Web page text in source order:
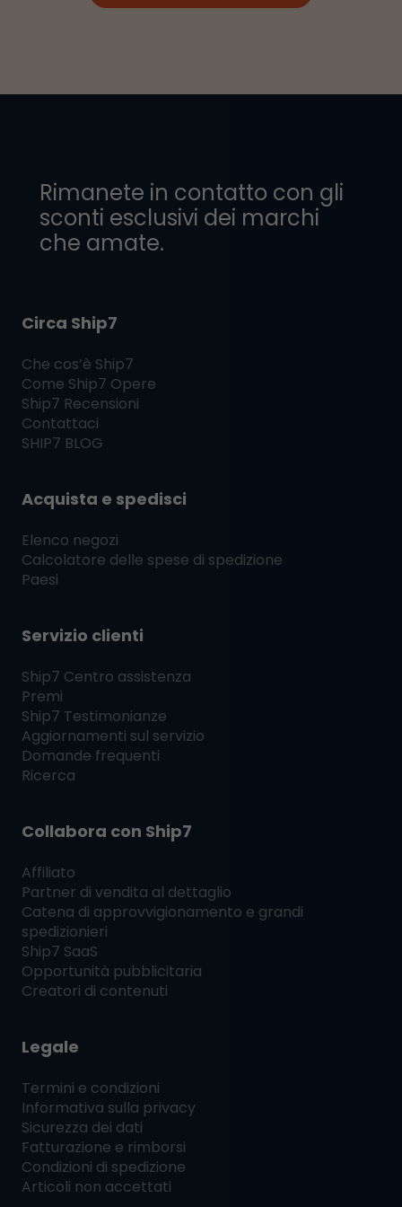
Rimanete in contatto con gli
sconti esclusivi dei marchi
che amate.
Circa Ship7
Che cos’è Ship7
Come Ship7 Opere
Ship7 Recensioni
Contattaci
SHIP7 BLOG
Acquista e spedisci
Elenco negozi
Calcolatore delle spese di spedizione
Paesi
Servizio clienti
Ship7 Centro assistenza
Premi
Ship7 Testimonianze
Aggiornamenti sul servizio
Domande frequenti
Ricerca
Collabora con Ship7
Affiliato
Partner di vendita al dettaglio
Catena di approvvigionamento e grandi
spedizionieri
Ship7 SaaS
Opportunità pubblicitaria
Creatori di contenuti
Legale
Termini e condizioni
Informativa sulla privacy
Sicurezza dei dati
Fatturazione e rimborsi
Condizioni di spedizione
Articoli non accettati